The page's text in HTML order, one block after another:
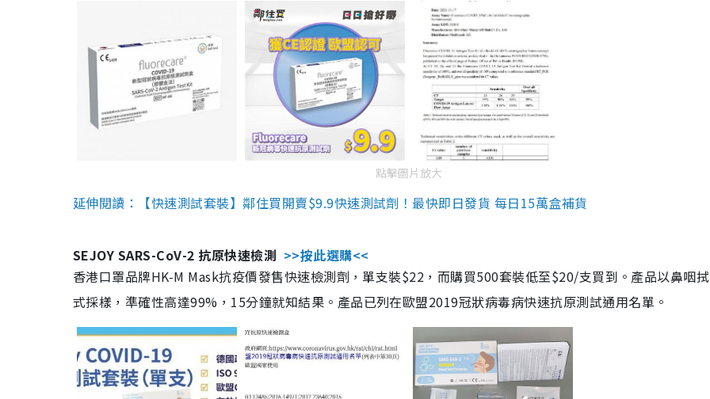
點擊圖片放大
延伸閱讀：【快速測試套裝】鄰住買開賣$9.9快速測試劑！最快即日發貨 每日15萬盒補貨
SEJOY SARS-CoV-2 抗原快速檢測 >>按此選購<<
香港口罩品牌HK-M Mask抗疫價發售快速檢測劑，單支裝$22，而購買500套裝低至$20/支買到。產品以鼻咽
式採樣，準確性高達99%，15分鐘就知結果。產品已列在歐盟2019冠狀病毒病快速抗原測試通用名單。